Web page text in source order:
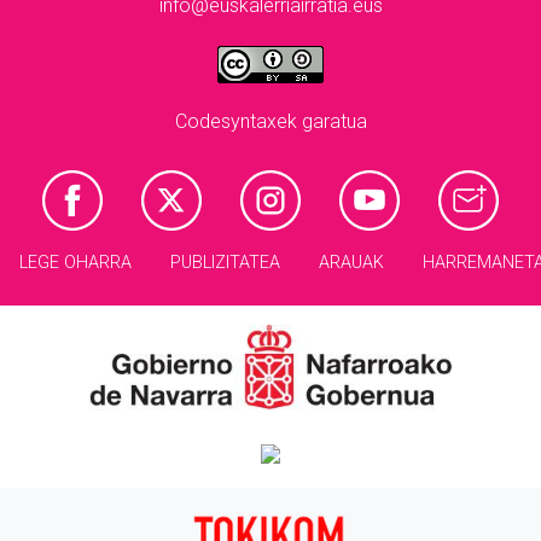
info@euskalerriairratia.eus
Codesyntaxek garatua
LEGE OHARRA PUBLIZITATEA ARAUAK